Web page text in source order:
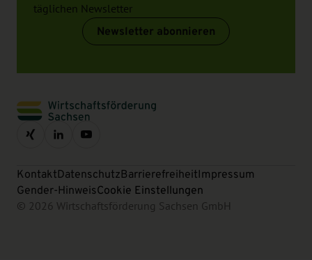
täglichen Newsletter
Newsletter abonnieren
KontaktDatenschutzBarrierefreiheitImpressum
Gender-HinweisCookie Einstellungen
© 2026 Wirtschaftsförderung Sachsen GmbH